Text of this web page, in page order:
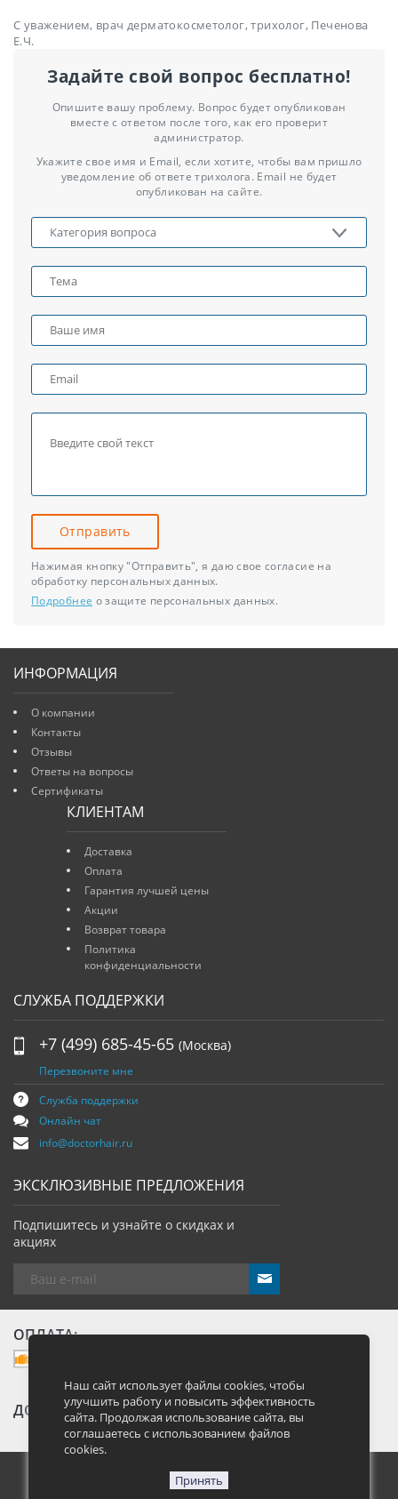
С уважением, врач дерматокосметолог, трихолог, Печенова
Е.Ч.
Задайте свой вопрос бесплатно!
Опишите вашу проблему. Вопрос будет опубликован
вместе с ответом после того, как его проверит
администратор.
Укажите свое имя и Email, если хотите, чтобы вам пришло
уведомление об ответе трихолога. Email не будет
опубликован на сайте.
Отправить
Нажимая кнопку "Отправить", я даю свое согласие на
обработку персональных данных.
Подробнее о защите персональных данных.
ИНФОРМАЦИЯ
О компании
Контакты
Отзывы
Ответы на вопросы
Сертификаты
КЛИЕНТАМ
Доставка
Оплата
Гарантия лучшей цены
Акции
Возврат товара
Политика
конфиденциальности
СЛУЖБА ПОДДЕРЖКИ
+7 (499) 685-45-65 (Москва)
Перезвоните мне
Служба поддержки
Онлайн чат
info@doctorhair.ru
ЭКСКЛЮЗИВНЫЕ ПРЕДЛОЖЕНИЯ
Подпишитесь и узнайте о скидках и
акциях
send
ОПЛАТА:
ДОСТАВКА:
Москва, Большая Семеновская улица 40, стр. 13
Наш сайт использует файлы cookies, чтобы
улучшить работу и повысить эффективность
сайта. Продолжая использование сайта, вы
соглашаетесь с использованием файлов
cookies.
Принять